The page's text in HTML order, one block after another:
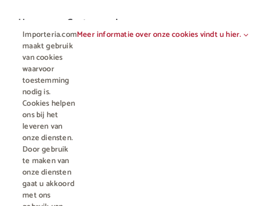
Horeca en Gastronomie
Vakhandel
© Copyright 2012 - 2023 • All rights reserved |
Kamer van Koophandel nummer 76959066
Importeria.com
maakt gebruik
van cookies
waarvoor
toestemming
nodig is.
Cookies helpen
ons bij het
leveren van
onze diensten.
Door gebruik
te maken van
onze diensten
gaat u akkoord
met ons
Meer informatie over onze cookies vindt u hier.